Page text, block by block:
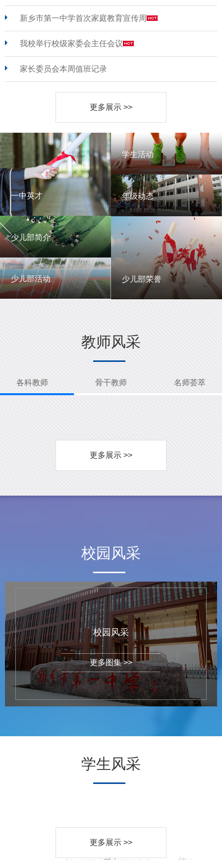
新乡市第一中学首次家庭教育宣传周
我校举行校级家委会主任会议
家长委员会本周值班记录
更多展示 >>
一中英才
一中英才
少儿部简介
少儿部简介
少儿部活动
少儿部活动
学生活动
学生活动
年级动态
年级动态
少儿部荣誉
少儿部荣誉
教师风采
各科教师 骨干教师 名师荟萃
更多展示 >>
校园风采
校园风采
更多图集 >>
学生风采
更多展示 >>